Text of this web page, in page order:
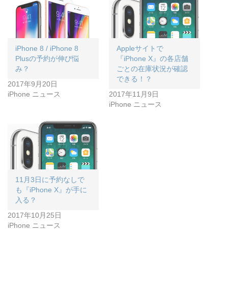
iPhone 8 / iPhone 8
Plusの予約が伸び悩
み？
2017年9月20日
iPhone ニュース
Appleサイトで
『iPhone X』の各店舗
ごとの在庫状況が確認
できる！？
2017年11月9日
iPhone ニュース
11月3日に予約なしで
も『iPhone X』が手に
入る？
2017年10月25日
iPhone ニュース